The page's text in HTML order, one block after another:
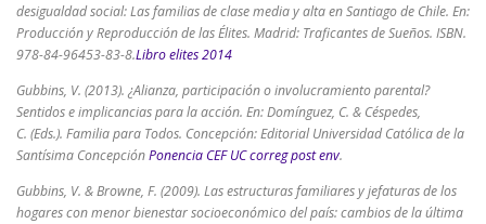
desigualdad social: Las familias de clase media y alta en Santiago de Chile. En:
Producción y Reproducción de las Élites. Madrid: Traficantes de Sueños. ISBN.
978-84-96453-83-8.Libro elites 2014
Gubbins, V. (2013). ¿Alianza, participación o involucramiento parental?
Sentidos e implicancias para la acción. En: Domínguez, C. & Céspedes,
C. (Eds.). Familia para Todos. Concepción: Editorial Universidad Católica de la
Santísima ConcepciónPonencia CEF UC correg post env.
Gubbins, V. & Browne, F. (2009). Las estructuras familiares y jefaturas de los
hogares con menor bienestar socioeconómico del país: cambios de la última